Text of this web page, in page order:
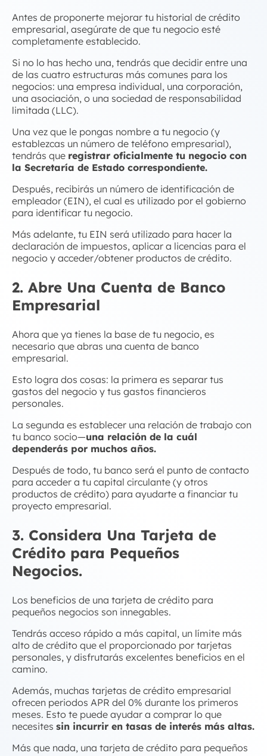
Antes de proponerte mejorar tu historial de crédito
empresarial, asegúrate de que tu negocio esté
completamente establecido.
Si no lo has hecho una, tendrás que decidir entre una
de las cuatro estructuras más comunes para los
negocios: una empresa individual, una corporación,
una asociación, o una sociedad de responsabilidad
limitada (LLC).
Una vez que le pongas nombre a tu negocio (y
establezcas un número de teléfono empresarial),
tendrás que registrar oficialmente tu negocio con
la Secretaría de Estado correspondiente.
Después, recibirás un número de identificación de
empleador (EIN), el cual es utilizado por el gobierno
para identificar tu negocio.
Más adelante, tu EIN será utilizado para hacer la
declaración de impuestos, aplicar a licencias para el
negocio y acceder/obtener productos de crédito.
2. Abre Una Cuenta de Banco
Empresarial
Ahora que ya tienes la base de tu negocio, es
necesario que abras una cuenta de banco
empresarial.
Esto logra dos cosas: la primera es separar tus
gastos del negocio y tus gastos financieros
personales.
La segunda es establecer una relación de trabajo con
tu banco socio—una relación de la cuál
dependerás por muchos años.
Después de todo, tu banco será el punto de contacto
para acceder a tu capital circulante (y otros
productos de crédito) para ayudarte a financiar tu
proyecto empresarial.
3. Considera Una Tarjeta de
Crédito para Pequeños
Negocios.
Los beneficios de una tarjeta de crédito para
pequeños negocios son innegables.
Tendrás acceso rápido a más capital, un límite más
alto de crédito que el proporcionado por tarjetas
personales, y disfrutarás excelentes beneficios en el
camino.
Además, muchas tarjetas de crédito empresarial
ofrecen periodos APR del 0% durante los primeros
meses. Esto te puede ayudar a comprar lo que
necesites sin incurrir en tasas de interés más altas.
Más que nada, una tarjeta de crédito para pequeños